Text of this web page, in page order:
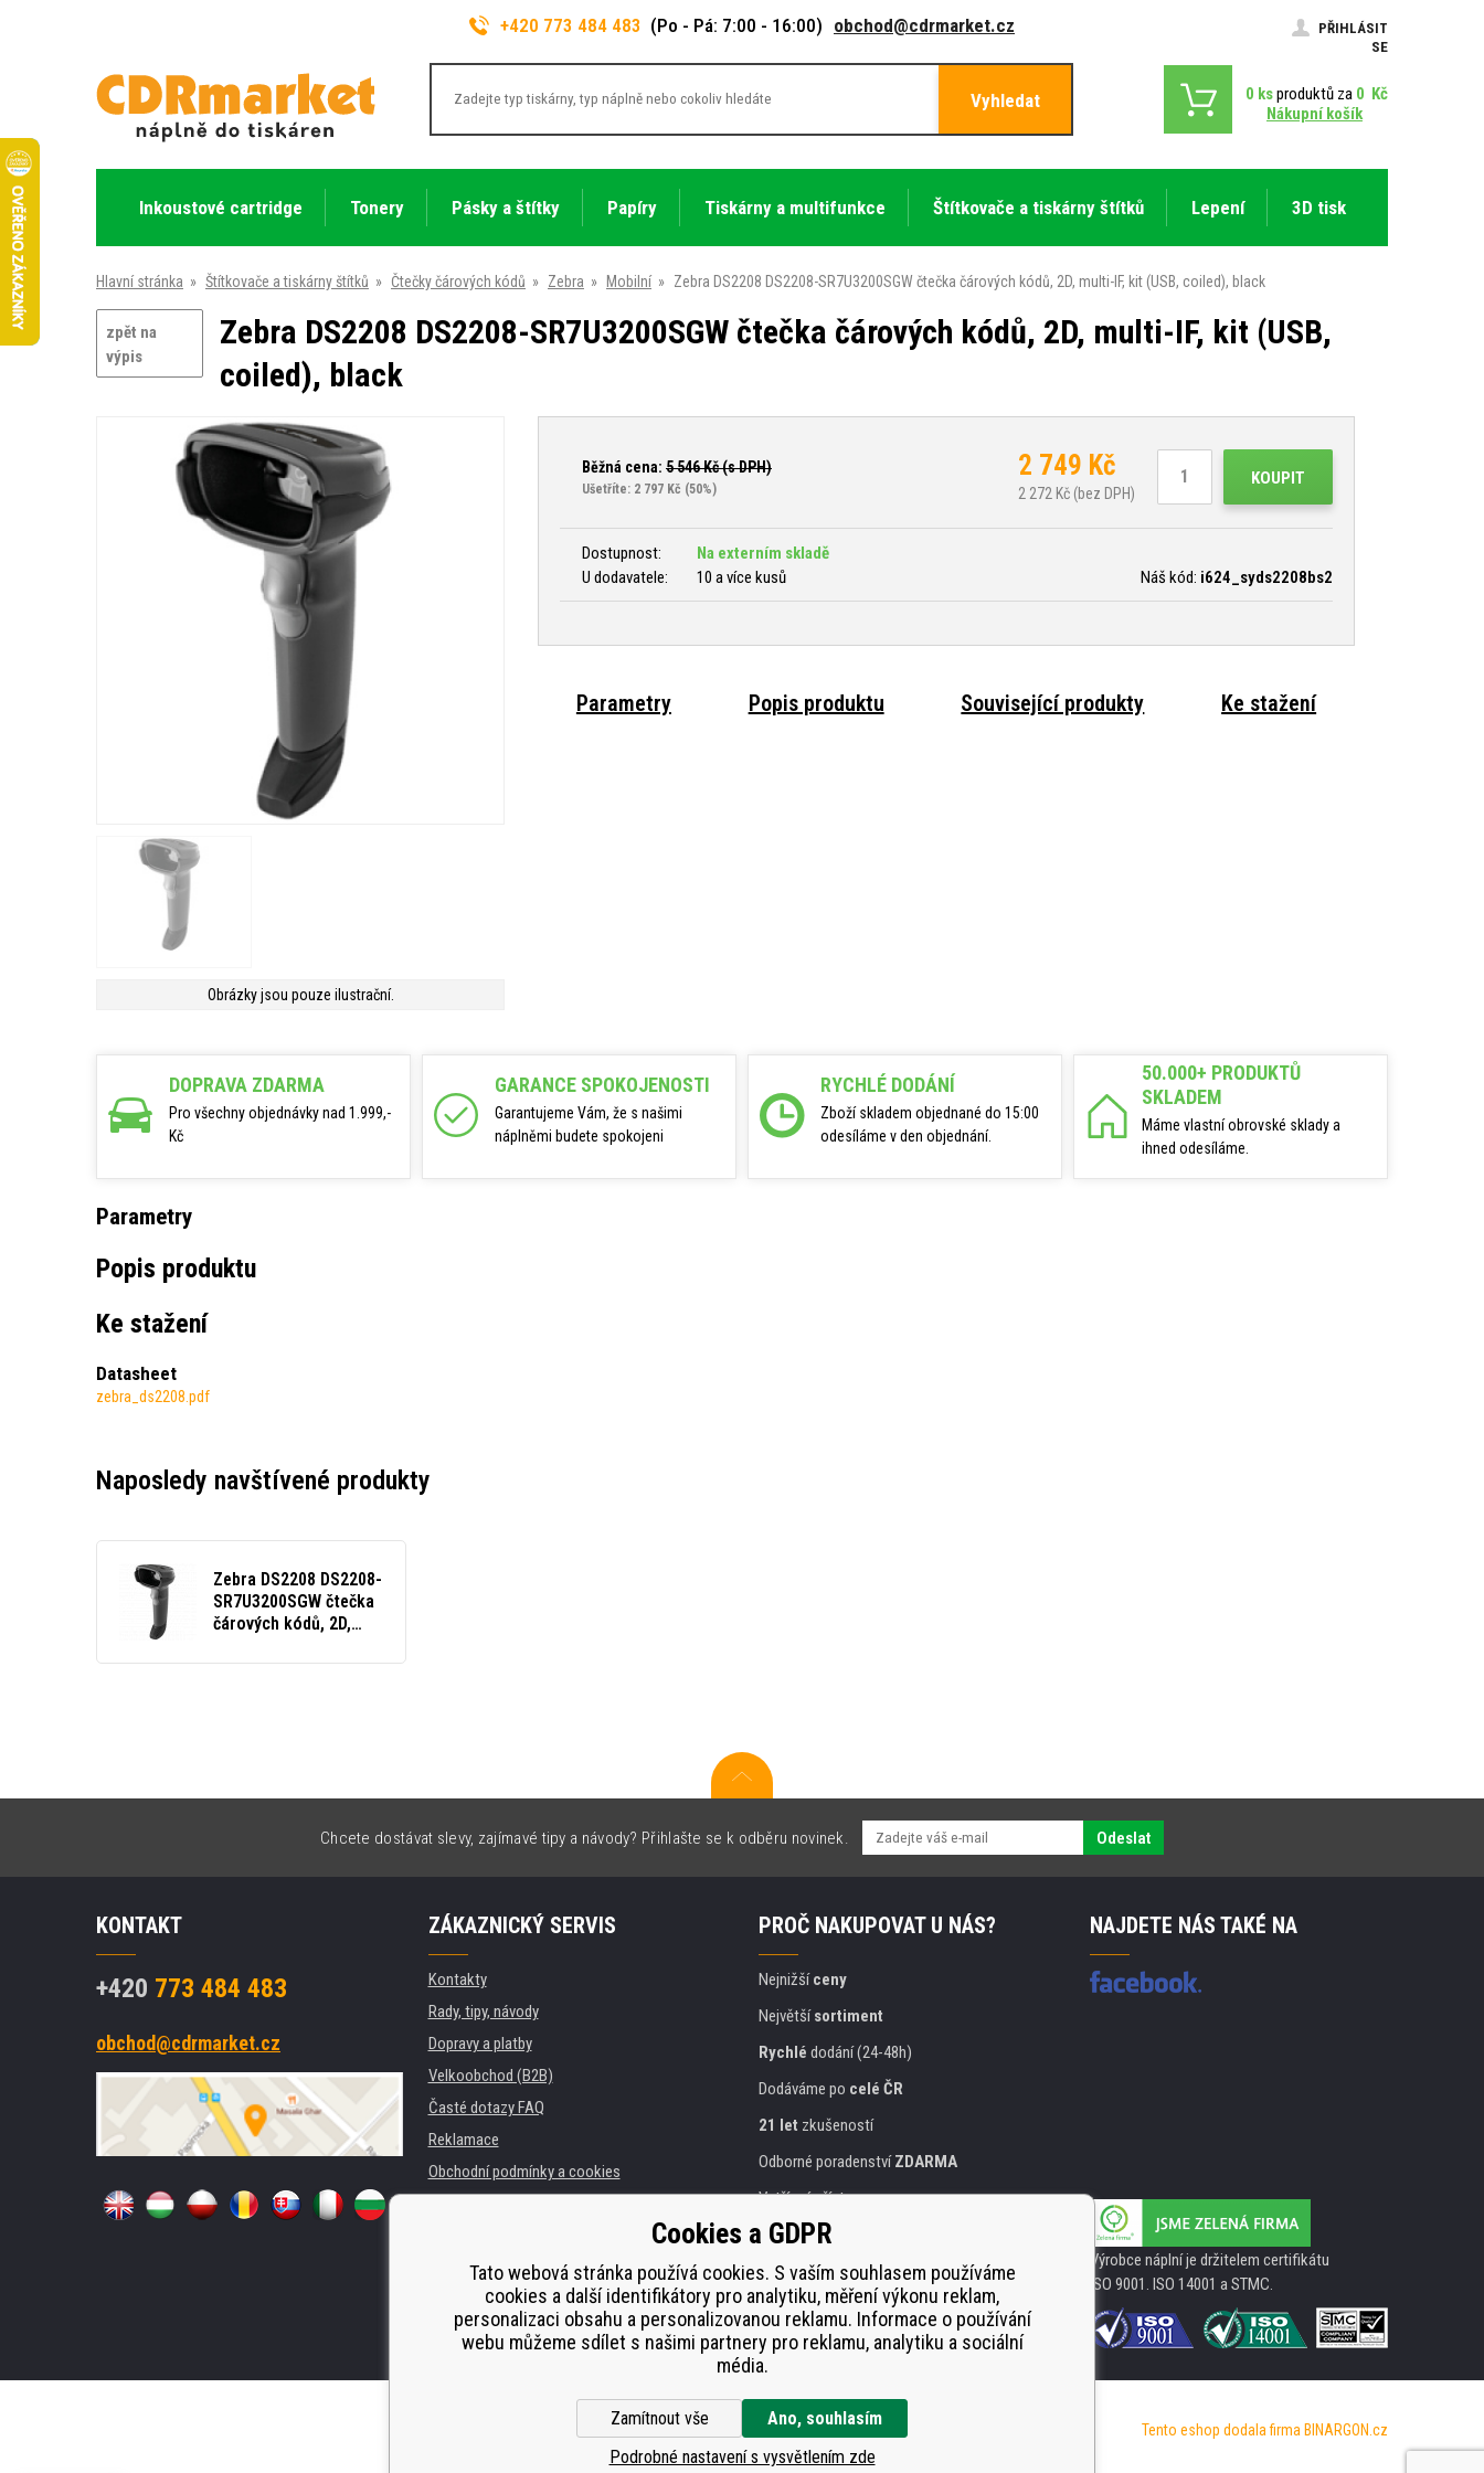
+420 773 484 483 (Po - Pá: 7:00 - 16:00) obchod@cdrmarket.cz
PŘIHLÁSIT
SE
Vyhledat 0 ksproduktů za 0 Kč
Nákupní košík
Inkoustové cartridge Tonery Pásky a štítky Papíry Tiskárny a multifunkce Štítkovače a tiskárny štítků Lepení 3D tisk
Hlavní stránka » Štítkovače a tiskárny štítků » Čtečky čárových kódů » Zebra » Mobilní » Zebra DS2208 DS2208-SR7U3200SGW čtečka čárových kódů, 2D, multi-IF, kit (USB, coiled), black
zpět na
výpis
Zebra DS2208 DS2208-SR7U3200SGW čtečka čárových kódů, 2D, multi-IF, kit (USB,
coiled), black
Obrázky jsou pouze ilustrační.
Běžná cena: 5 546Kč (s DPH)
Ušetříte: 2 797 Kč (50%)
2 749 Kč
2 272 Kč (bez DPH)
KOUPIT
Dostupnost:
Na externím skladě
U dodavatele:
10 a více kusů Náš kód: i624_syds2208bs2
Parametry Popis produktu Související produkty Ke stažení
DOPRAVA ZDARMA
Pro všechny objednávky nad 1.999,-
Kč
GARANCE SPOKOJENOSTI
Garantujeme Vám, že s našimi
náplněmi budete spokojeni
RYCHLÉ DODÁNÍ
Zboží skladem objednané do 15:00
odesíláme v den objednání.
50.000+ PRODUKTŮ
SKLADEM
Máme vlastní obrovské sklady a
ihned odesíláme.
Parametry
Popis produktu
Ke stažení
Datasheet
zebra_ds2208.pdf
Naposledy navštívené produkty
Zebra DS2208 DS2208-
SR7U3200SGW čtečka
čárových kódů, 2D,
coiled), black
Chcete dostávat slevy, zajímavé tipy a návody? Přihlašte se k odběru novinek. Odeslat
KONTAKT
+420 773 484 483
obchod@cdrmarket.cz
ZÁKAZNICKÝ SERVIS
Kontakty
Rady, tipy, návody
Dopravy a platby
Velkoobchod (B2B)
Časté dotazy FAQ
Reklamace
Obchodní podmínky a cookies
Pronájem tiskáren
Náhradní plnění
Odstoupení od smlouvy
PROČ NAKUPOVAT U NÁS?
Nejnižšíceny
Největšísortiment
Rychlé dodání (24-48h)
Dodáváme po celé ČR
21 let zkušeností
Odborné poradenstvíZDARMA
Vstřícný přístup
Zlatýcertifikát
Bezpečnéon-line platby
NAJDETE NÁS TAKÉ NA
Výrobce náplní je držitelem certifikátu
ISO 9001. ISO 14001 a STMC.
Tento eshop dodala firma BINARGON.cz
Cookies a GDPR
Tato webová stránka používá cookies. S vaším souhlasem používáme
cookies a další identifikátory pro analytiku, měření výkonu reklam,
personalizaci obsahu a personalizovanou reklamu. Informace o používání
webu můžeme sdílet s našimi partnery pro reklamu, analytiku a sociální
média.
Zamítnout vše
Ano, souhlasím
Podrobné nastavení s vysvětlením zde